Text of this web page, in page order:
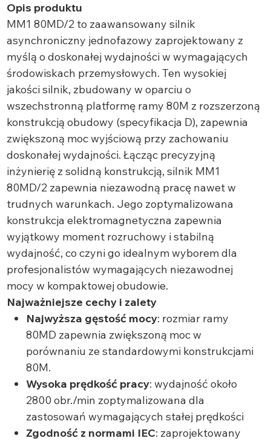
Opis produktu
MM1 80MD/2 to zaawansowany silnik
asynchroniczny jednofazowy zaprojektowany z
myślą o doskonałej wydajności w wymagających
środowiskach przemysłowych. Ten wysokiej
jakości silnik, zbudowany w oparciu o
wszechstronną platformę ramy 80M z rozszerzoną
konstrukcją obudowy (specyfikacja D), zapewnia
zwiększoną moc wyjściową przy zachowaniu
doskonałej wydajności. Łącząc precyzyjną
inżynierię z solidną konstrukcją, silnik MM1
80MD/2 zapewnia niezawodną pracę nawet w
trudnych warunkach. Jego zoptymalizowana
konstrukcja elektromagnetyczna zapewnia
wyjątkowy moment rozruchowy i stabilną
wydajność, co czyni go idealnym wyborem dla
profesjonalistów wymagających niezawodnej
mocy w kompaktowej obudowie.
Najważniejsze cechy i zalety
Najwyższa gęstość mocy: rozmiar ramy
80MD zapewnia zwiększoną moc w
porównaniu ze standardowymi konstrukcjami
80M.
Wysoka prędkość pracy: wydajność około
2800 obr./min zoptymalizowana dla
zastosowań wymagających stałej prędkości
Zgodność z normami IEC: zaprojektowany